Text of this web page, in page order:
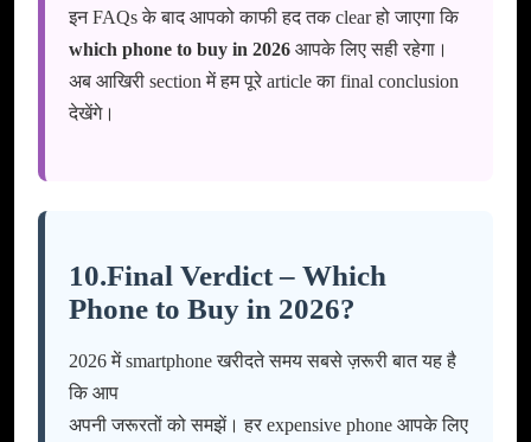
इन FAQs के बाद आपको काफी हद तक clear हो जाएगा कि
which phone to buy in 2026 आपके लिए सही रहेगा।
अब आखिरी section में हम पूरे article का final conclusion
देखेंगे।
10.Final Verdict – Which
Phone to Buy in 2026?
2026 में smartphone खरीदते समय सबसे ज़रूरी बात यह है
कि आप
अपनी जरूरतों को समझें। हर expensive phone आपके लिए